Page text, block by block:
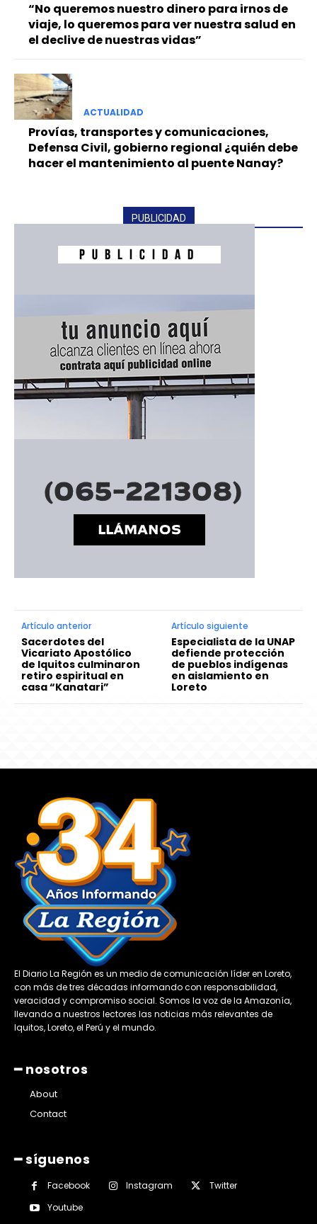
“No queremos nuestro dinero para irnos de
viaje, lo queremos para ver nuestra salud en
el declive de nuestras vidas”
ACTUALIDAD
Provías, transportes y comunicaciones,
Defensa Civil, gobierno regional ¿quién debe
hacer el mantenimiento al puente Nanay?
PUBLICIDAD
Artículo anterior
Sacerdotes del
Vicariato Apostólico
de Iquitos culminaron
retiro espiritual en
casa “Kanatari”
Artículo siguiente
Especialista de la UNAP
defiende protección
de pueblos indígenas
en aislamiento en
Loreto
El Diario La Región es un medio de comunicación líder en Loreto,
con más de tres décadas informando con responsabilidad,
veracidad y compromiso social. Somos la voz de la Amazonía,
llevando a nuestros lectores las noticias más relevantes de
Iquitos, Loreto, el Perú y el mundo.
━ nosotros
About
Contact
━ síguenos
Facebook Instagram
Twitter
Youtube